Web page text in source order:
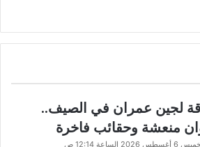
لجين عمران في الصيف..
منعشة وحقائب فاخرة
أغسطس 2026 الساعة 12:14 ص